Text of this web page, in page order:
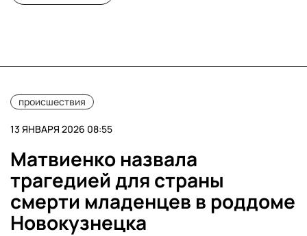
происшествия
13 ЯНВАРЯ 2026 08:55
Матвиенко назвала
трагедией для страны
смерти младенцев в роддоме
Новокузнецка